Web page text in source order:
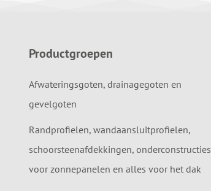
Productgroepen
Afwateringsgoten, drainagegoten en
gevelgoten
Randprofielen, wandaansluitprofielen,
schoorsteenafdekkingen, onderconstructies
voor zonnepanelen en alles voor het dak